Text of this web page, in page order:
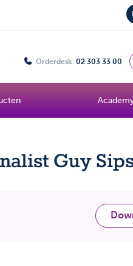
Orderdesk: 02 303 33 00
Guy